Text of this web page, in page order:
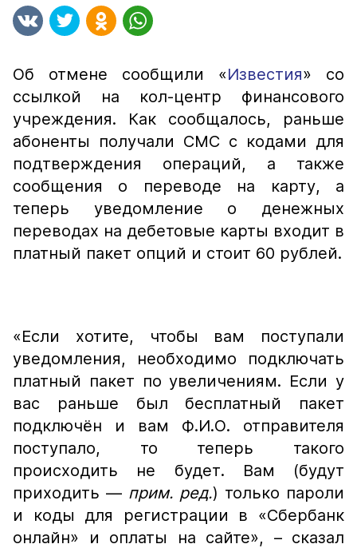
Об отмене сообщили «Известия» со
ссылкой на кол-центр финансового
учреждения. Как сообщалось, раньше
абоненты получали СМС с кодами для
подтверждения операций, а также
сообщения о переводе на карту, а
теперь уведомление о денежных
переводах на дебетовые карты входит в
платный пакет опций и стоит 60 рублей.
«Если хотите, чтобы вам поступали
уведомления, необходимо подключать
платный пакет по увеличениям. Если у
вас раньше был бесплатный пакет
подключён и вам Ф.И.О. отправителя
поступало, то теперь такого
происходить не будет. Вам (будут
приходить — прим. ред.) только пароли
и коды для регистрации в «Сбербанк
онлайн» и оплаты на сайте», – сказал